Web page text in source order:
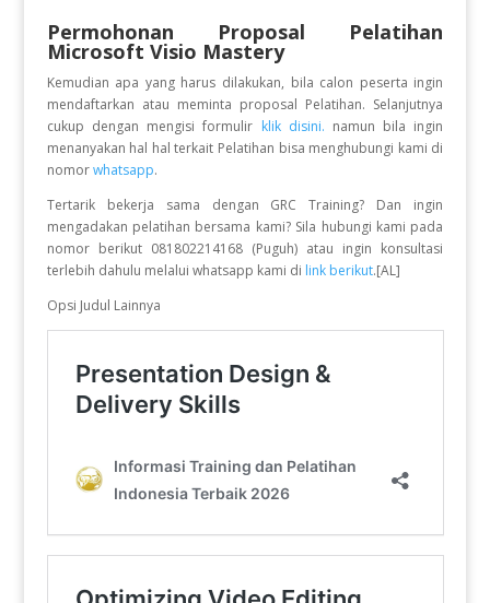
Permohonan Proposal Pelatihan
Microsoft Visio Mastery
Kemudian apa yang harus dilakukan, bila calon peserta ingin
mendaftarkan atau meminta proposal Pelatihan. Selanjutnya
cukup dengan mengisi formulir klik disini. namun bila ingin
menanyakan hal hal terkait Pelatihan bisa menghubungi kami di
nomor whatsapp.
Tertarik bekerja sama dengan GRC Training? Dan ingin
mengadakan pelatihan bersama kami? Sila hubungi kami pada
nomor berikut 081802214168 (Puguh) atau ingin konsultasi
terlebih dahulu melalui whatsapp kami di link berikut.[AL]
Opsi Judul Lainnya